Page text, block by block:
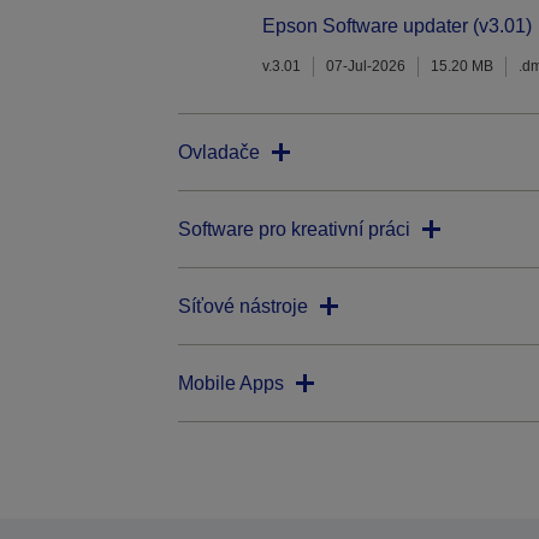
Epson Software updater (v3.01)
v.3.01 07-Jul-2026 15.20 MB
Ovladače
Software pro kreativní práci
Síťové nástroje
Mobile Apps